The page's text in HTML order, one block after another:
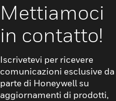
Mettiamoci
in contatto!
Iscrivetevi per ricevere
comunicazioni esclusive da
parte di Honeywell su
aggiornamenti di prodotti,